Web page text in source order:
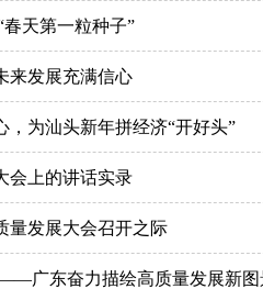
天第一粒种子”
来发展充满信心
为汕头新年拼经济“开好头”
会上的讲话实录
发展大会召开之际
广东奋力描绘高质量发展新图